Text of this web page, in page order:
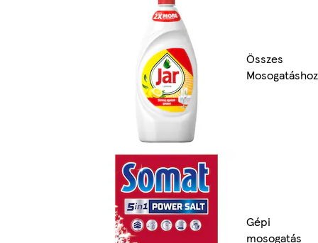
Összes
Mosogatáshoz
Gépi
mosogatás